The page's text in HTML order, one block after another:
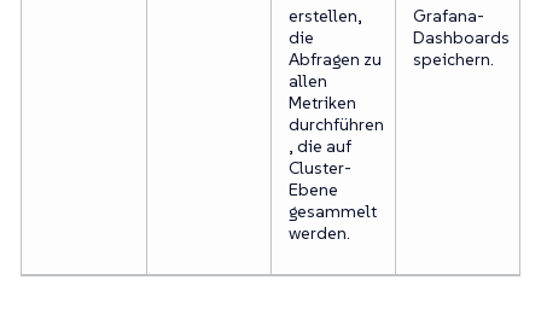
erstellen,
die
Abfragen zu
allen
Metriken
durchführen
, die auf
Cluster-
Ebene
gesammelt
werden.
Grafana-
Dashboards
speichern.